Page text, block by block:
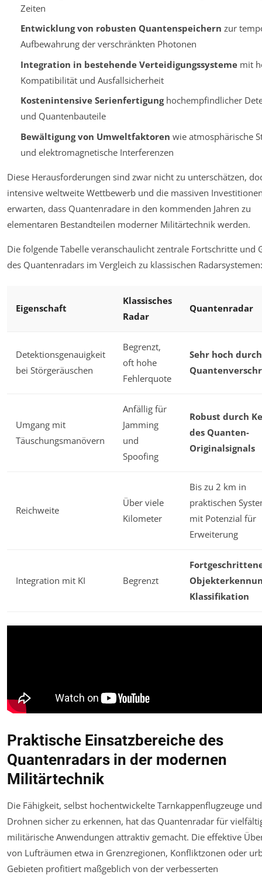
Zeiten
Entwicklung von robusten Quantenspeichern zur
Aufbewahrung der verschränkten Photonen
Integration in bestehende Verteidigungssystememit
Kompatibilität und Ausfallsicherheit
Kostenintensive Serienfertigunghochempfindlicher
und Quantenbauteile
Bewältigung von Umweltfaktoren wie atmosphärische
und elektromagnetische Interferenzen
Diese Herausforderungen sind zwar nicht zu unterschätzen,
intensive weltweite Wettbewerb und die massiven
erwarten, dass Quantenradare in den kommenden Jahren zu
elementaren Bestandteilen moderner Militärtechnik werden.
Die folgende Tabelle veranschaulicht zentrale Fortschritte und
des Quantenradars im Vergleich zu klassischen Radarsystemen:
Eigenschaft
Klassisches
Radar
Quantenradar
Detektionsgenauigkeit
bei Störgeräuschen
Begrenzt,
oft hohe
Fehlerquote
Sehr hoch durch
Umgang mit
Täuschungsmanövern
Anfällig für
Jamming
und
Spoofing
Robust durch
des Quanten-
Originalsignals
Reichweite
Über viele
Kilometer
Bis zu 2 km in
praktischen
mit Potenzial für
Erweiterung
Integration mit KI Begrenzt
Klassifikation
Praktische Einsatzbereiche des
Quantenradars in der modernen
Militärtechnik
Die Fähigkeit, selbst hochentwickelte Tarnkappenflugzeuge
Drohnen sicher zu erkennen, hat das Quantenradar für
militärische Anwendungen attraktiv gemacht. Die effektive
von Lufträumen etwa in Grenzregionen, Konfliktzonen oder
Gebieten profitiert maßgeblich von der verbesserten